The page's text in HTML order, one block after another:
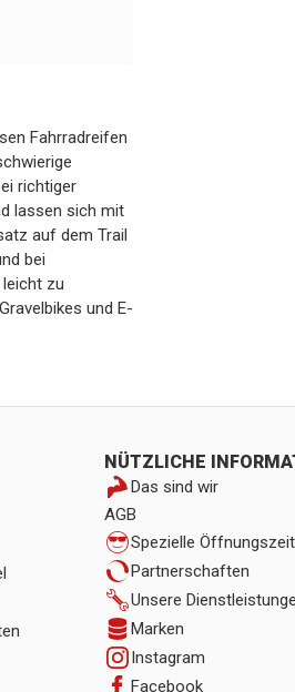
Fahrradreifen
richtiger
lassen sich mit
auf dem Trail
bei
zu
und E-
NÜTZLICHE
Das sind wir
AGB
Spezielle
Partnerschaften
Unsere
Marken
Instagram
Facebook